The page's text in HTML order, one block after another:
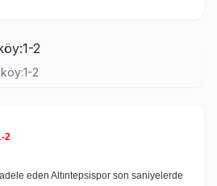
2
2
eden Altıntepsispor son saniyelerde